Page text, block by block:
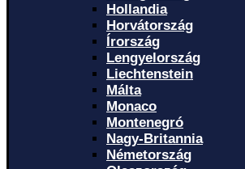
Hollandia
Horvátország
Írország
Lengyelország
Liechtenstein
Málta
Monaco
Montenegró
Nagy-Britannia
Németország